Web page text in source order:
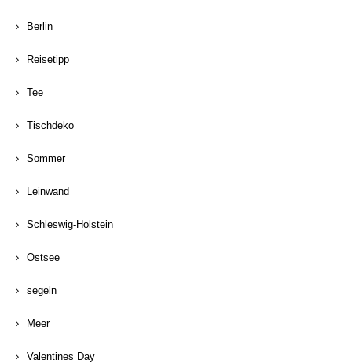
Berlin
Reisetipp
Tee
Tischdeko
Sommer
Leinwand
Schleswig-Holstein
Ostsee
segeln
Meer
Valentines Day